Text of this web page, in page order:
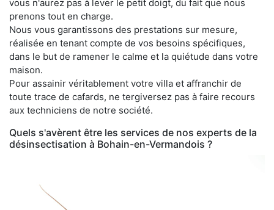
vous n'aurez pas à lever le petit doigt, du fait que nous
prenons tout en charge.
Nous vous garantissons des prestations sur mesure,
réalisée en tenant compte de vos besoins spécifiques,
dans le but de ramener le calme et la quiétude dans votre
maison.
Pour assainir véritablement votre villa et affranchir de
toute trace de cafards, ne tergiversez pas à faire recours
aux techniciens de notre société.
Quels s'avèrent être les services de nos experts de la
désinsectisation à Bohain-en-Vermandois ?